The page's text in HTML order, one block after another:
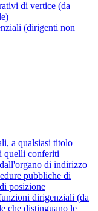
di vertice (da
(dirigenti non
a qualsiasi titolo
quelli conferiti
di indirizzo
pubbliche di
posizione
dirigenziali (da
che distinguano le